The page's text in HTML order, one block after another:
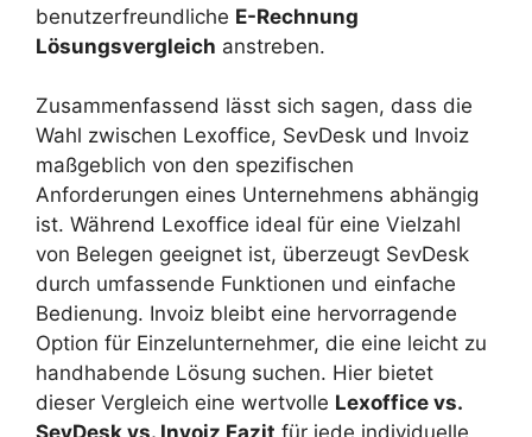
benutzerfreundliche E-Rechnung
Lösungsvergleich anstreben.
Zusammenfassend lässt sich sagen, dass die
Wahl zwischen Lexoffice, SevDesk und Invoiz
maßgeblich von den spezifischen
Anforderungen eines Unternehmens abhängig
ist. Während Lexoffice ideal für eine Vielzahl
von Belegen geeignet ist, überzeugt SevDesk
durch umfassende Funktionen und einfache
Bedienung. Invoiz bleibt eine hervorragende
Option für Einzelunternehmer, die eine leicht zu
handhabende Lösung suchen. Hier bietet
dieser Vergleich eine wertvolle Lexoffice vs.